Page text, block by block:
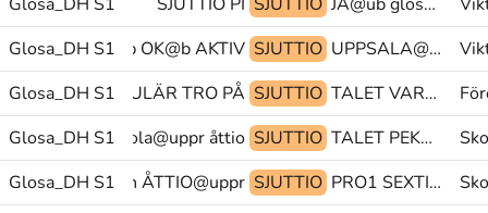
Glosa_DH S1JA@ub OK@b AKTIV SJUTTIO UPPSALA@en JA@ub UPPSALA@en
Glosa_DH S1POPULÄR TRO PÅ SJUTTIO TALET VARA MASKERAD
Glosa_DH S1
SKOLA skola@uppr åttio@& SJUTTIO TALET PEK>person ÅTTIO@uppr
Glosa_DH S1
PEK>person ÅTTIO@uppr SJUTTIO PRO1 SEXTIO TALET